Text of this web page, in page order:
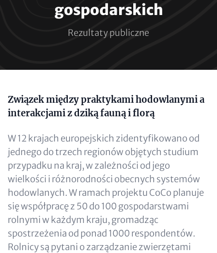
gospodarskich
Rezultaty publiczne
Content
Związek między praktykami hodowlanymi a
interakcjami z dziką fauną i florą
W 12 krajach europejskich zidentyfikowano od
jednego do trzech regionów objętych studium
przypadku na kraj, w zależności od jego
wielkości i różnorodności obecnych systemów
hodowlanych. W ramach projektu CoCo planuje
się współpracę z 50 do 100 gospodarstwami
rolnymi w każdym kraju, gromadząc
spostrzeżenia od ponad 1000 respondentów.
Rolnicy są pytani o zarządzanie zwierzętami